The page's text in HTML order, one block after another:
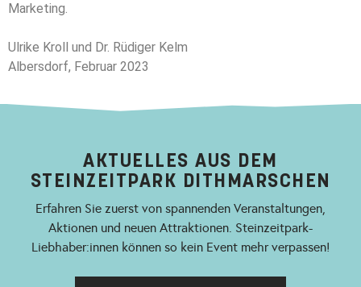
Marketing.
Ulrike Kroll und Dr. Rüdiger Kelm
Albersdorf, Februar 2023
AKTUELLES AUS DEM
STEINZEITPARK DITHMARSCHEN
Erfahren Sie zuerst von spannenden Veranstaltungen,
Aktionen und neuen Attraktionen. Steinzeitpark-
Liebhaber:innen können so kein Event mehr verpassen!